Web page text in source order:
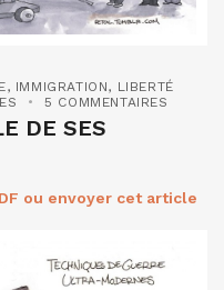
, IMMIGRATION, LIBERTÉ
5 COMMENTAIRES
DE SES
ou envoyer cet article